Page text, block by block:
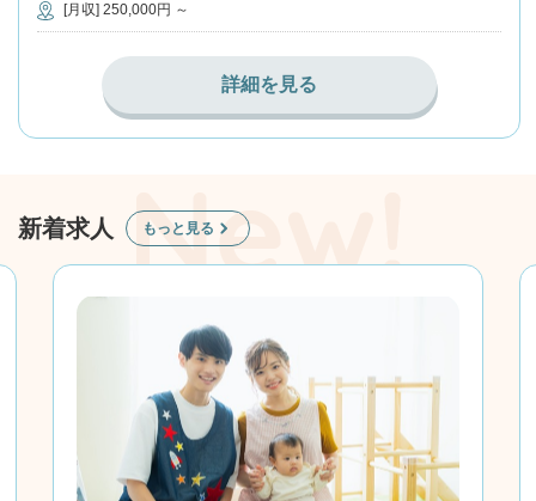
[月収] 250,000円 ～
詳細を見る
新着求人 もっと見る